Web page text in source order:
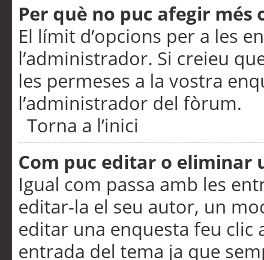
Per què no puc afegir més
El límit d’opcions per a les
l’administrador. Si creieu
les permeses a la vostra
l’administrador del fòrum.
Torna a l’inici
Com puc editar o eliminar
Igual com passa amb les
editar-la el seu autor, un
editar una enquesta feu clic
entrada del tema ja que